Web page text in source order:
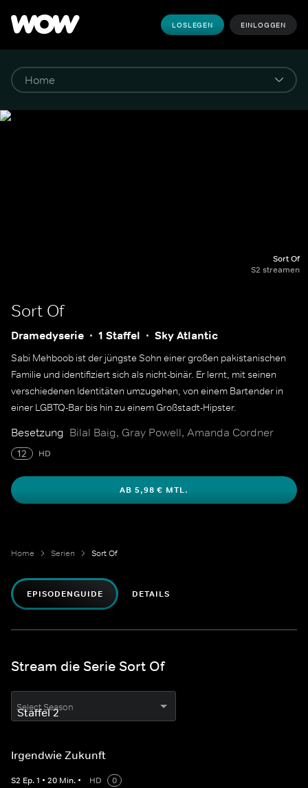
LOSLEGEN EINLOGGEN
Sort Of
S2 streamen
Sort Of
Dramedyserie 1 Staffel Sky Atlantic
Sabi Mehboob ist der jüngste Sohn einer großen pakistanischen
Familie und identifiziert sich als nicht-binär. Er lernt, mit seinen
verschiedenen Identitäten umzugehen, von einem Bartender in
einer LGBTQ-Bar bis hin zu einem Großstadt-Hipster.
Besetzung Bilal Baig, Gray Powell, Amanda Cordner
12 HD
AB 5,98 € MTL.
Home Serien Sort Of
EPISODENGUIDE DETAILS
Stream die Serie Sort Of
Select Season
Irgendwie Zukunft
S2 Ep.1 • 20 Min. • HD
0